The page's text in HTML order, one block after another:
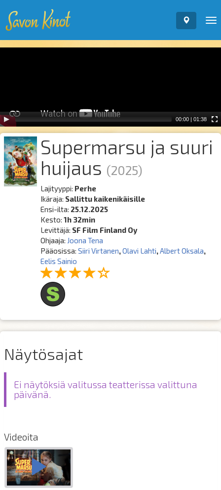
00:00 | 01:38
Supermarsu ja suuri
huijaus (2025)
Lajityyppi: Perhe
Ikäraja: Sallittu kaikenikäisille
Ensi-ilta: 25.12.2025
Kesto:1h 32min
Levittäjä: SF Film Finland Oy
Ohjaaja: Joona Tena
Pääosissa:Siiri Virtanen,Olavi Lahti, Albert Oksala,
Eelis Sainio
Näytösajat
Ei näytöksiä valitussa teatterissa valittuna
päivänä.
Videoita